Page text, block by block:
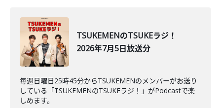
TSUKEMENのTSUKEラジ！
2026年7月5日放送分
毎週日曜日25時45分からTSUKEMENのメンバーがお送り
している「TSUKEMENのTSUKEラジ！」がPodcastで楽
しめます。